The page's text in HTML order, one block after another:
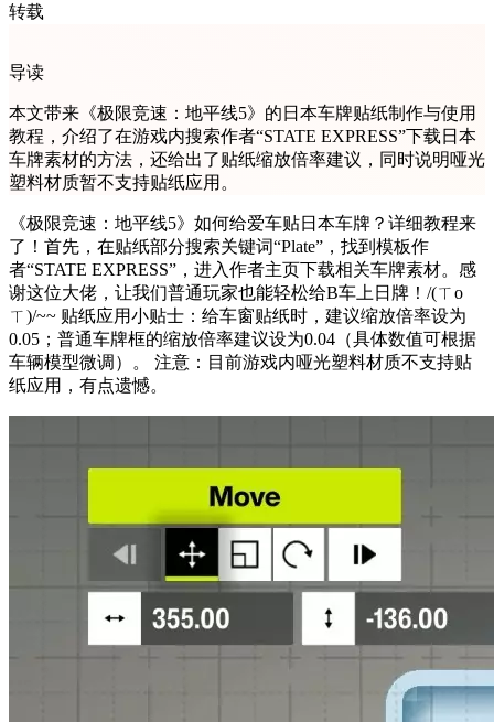
转载
导读
本文带来《极限竞速：地平线5》的日本车牌贴纸制作与使用
教程，介绍了在游戏内搜索作者“STATE EXPRESS”下载日本
车牌素材的方法，还给出了贴纸缩放倍率建议，同时说明哑光
塑料材质暂不支持贴纸应用。
《极限竞速：地平线5》如何给爱车贴日本车牌？详细教程来
了！首先，在贴纸部分搜索关键词“Plate”，找到模板作
者“STATE EXPRESS”，进入作者主页下载相关车牌素材。感
谢这位大佬，让我们普通玩家也能轻松给B车上日牌！/(ㄒo
ㄒ)/~~ 贴纸应用小贴士：给车窗贴纸时，建议缩放倍率设为
0.05；普通车牌框的缩放倍率建议设为0.04（具体数值可根据
车辆模型微调）。 注意：目前游戏内哑光塑料材质不支持贴
纸应用，有点遗憾。